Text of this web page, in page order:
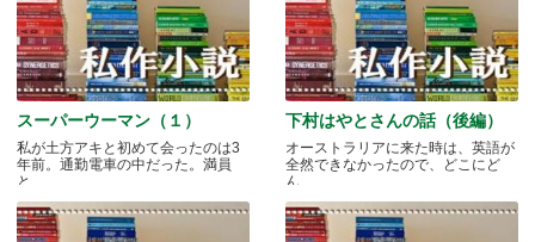
スーパーウーマン（１）
私が土方アキと初めて会ったのは3
年前。通勤電車の中だった。満員
と.....
下村はやとさんの話（後編）
オーストラリアに来た時は、英語が
全然できなかったので、どこにど
ん.....